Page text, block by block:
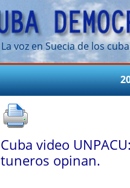
La voz en Suecia de los
Cuba video
tuneros opinan.